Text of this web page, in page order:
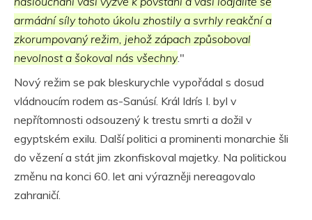
armádní síly tohoto úkolu zhostily a svrhly reakční a
zkorumpovaný režim, jehož zápach způsoboval
nevolnost a šokoval nás všechny."
Nový režim se pak bleskurychle vypořádal s dosud
vládnoucím rodem as-Sanúsí. Král Idrís I. byl v
nepřítomnosti odsouzený k trestu smrti a dožil v
egyptském exilu. Další politici a prominenti monarchie šli
do vězení a stát jim zkonfiskoval majetky. Na politickou
změnu na konci 60. let ani výrazněji nereagovalo
zahraničí.